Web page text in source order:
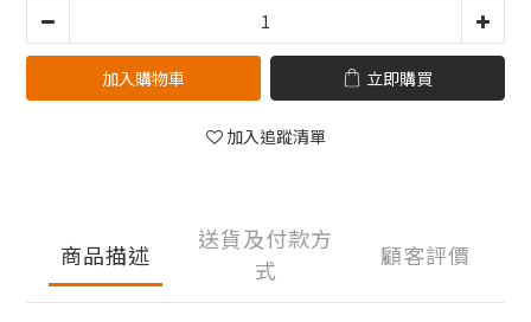
加入購物車 立即購買
加入追蹤清單
商品描述
送貨及付款方
式
顧客評價